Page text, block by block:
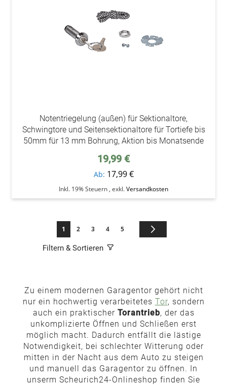
Notentriegelung (außen) für Sektionaltore,
Schwingtore und Seitensektionaltore für Tortiefe bis
50mm für 13 mm Bohrung, Aktion bis Monatsende
19,99 €
Ab 17,99 €
Inkl. 19% Steuern , exkl.Versandkosten
Seite
Sie lesen gerade die Seite
1 Seite
2 Seite
3 Seite
4 Seite
5
Filtern & Sortieren
Zu einem modernen Garagentor gehört nicht
nur ein hochwertig verarbeitetes Tor, sondern
auch ein praktischer Torantrieb, der das
unkomplizierte Öffnen und Schließen erst
möglich macht. Dadurch entfällt die lästige
Notwendigkeit, bei schlechter Witterung oder
mitten in der Nacht aus dem Auto zu steigen
und manuell das Garagentor zu öffnen. In
unserm Scheurich24-Onlineshop finden Sie